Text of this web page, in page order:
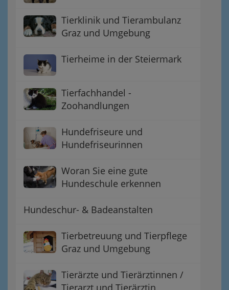
Tierklinik und Tierambulanz
Graz und Umgebung
Tierheime in der Steiermark
Tierfachhandel -
Zoohandlungen
Hundefriseure und
Hundefriseurinnen
Woran Sie eine gute
Hundeschule erkennen
Hundeschur- & Badeanstalten
Tierbetreuung und Tierpflege
Graz und Umgebung
Tierärzte und Tierärztinnen /
Tierarzt und Tierärztin